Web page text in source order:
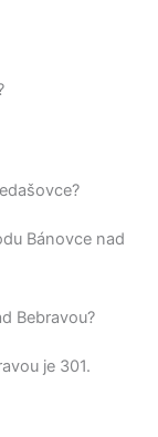
Bánovce nad
Bebravou?
je 301.